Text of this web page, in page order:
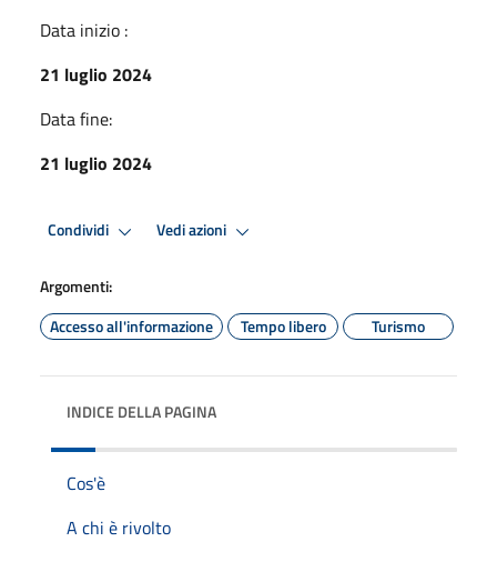
Data inizio :
21 luglio 2024
Data fine:
21 luglio 2024
Condividi Vedi azioni
Argomenti:
Accesso all'informazione
Tempo libero Turismo
INDICE DELLA PAGINA
Cos'è
A chi è rivolto